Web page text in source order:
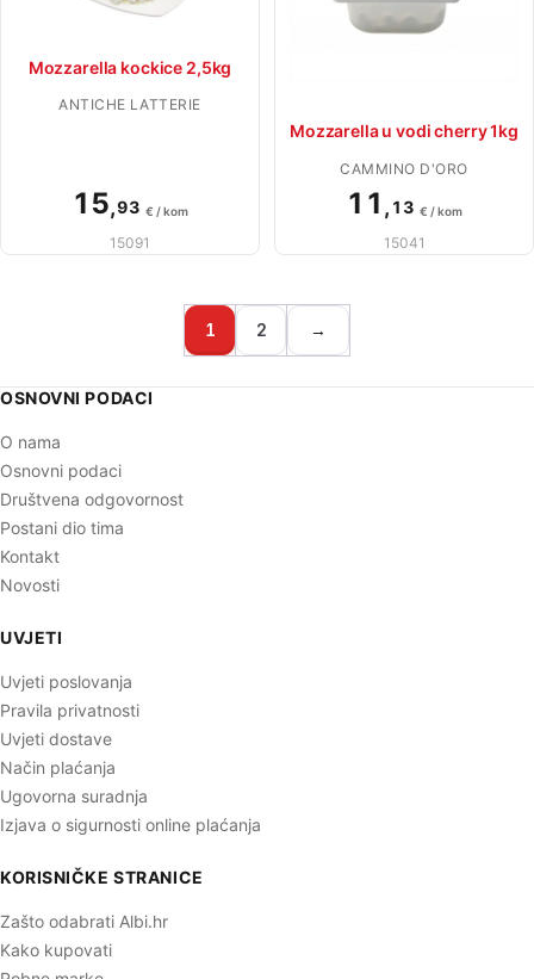
Mozzarella kockice 2,5kg
ANTICHE LATTERIE
15,93 € / kom
15091
Mozzarella u vodi cherry 1kg
CAMMINO D'ORO
11 , 13 € / kom
15041
1 2 →
OSNOVNI PODACI
O nama
Osnovni podaci
Društvena odgovornost
Postani dio tima
Kontakt
Novosti
UVJETI
Uvjeti poslovanja
Pravila privatnosti
Uvjeti dostave
Način plaćanja
Ugovorna suradnja
Izjava o sigurnosti online plaćanja
KORISNIČKE STRANICE
Zašto odabrati Albi.hr
Kako kupovati